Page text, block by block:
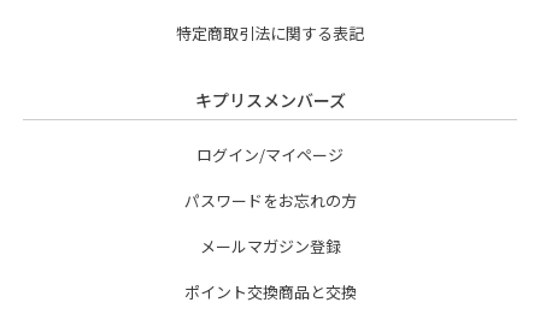
特定商取引法に関する表記
キプリスメンバーズ
ログイン/マイページ
パスワードをお忘れの方
メールマガジン登録
ポイント交換商品と交換